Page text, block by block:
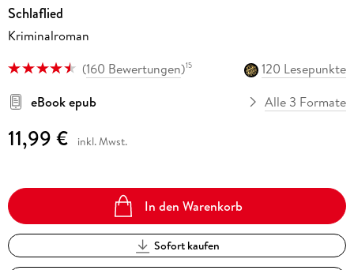
Schlaflied
Kriminalroman
(160 Bewertungen)15
120 Lesepunkte
eBook epub
Alle 3 Formate
11,99 € inkl. Mwst.
In den Warenkorb
Sofort kaufen